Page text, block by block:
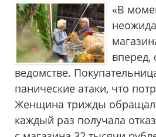
«В
вперед,
ведомстве.
панические атаки, что
Женщина трижды
каждый раз получала